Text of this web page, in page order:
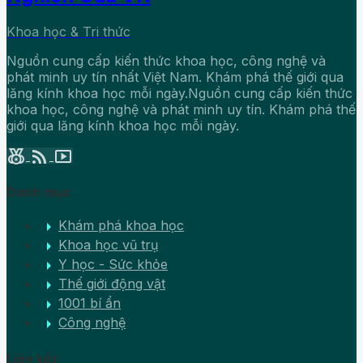
Khoa học & Tri thức
Nguồn cung cấp kiến thức khoa học, công nghệ và
phát minh uy tín nhất Việt Nam. Khám phá thế giới qua
lăng kính khoa học mỗi ngày.Nguồn cung cấp kiến thức
khoa học, công nghệ và phát minh uy tín. Khám phá thế
giới qua lăng kính khoa học mỗi ngày.
social_leaderboard rss_feed smart_display
Danh mục
arrow_right Khám phá khoa học
arrow_right Khoa học vũ trụ
arrow_right Y học - Sức khỏe
arrow_right Thế giới động vật
arrow_right 1001 bí ẩn
arrow_right Công nghệ
Liên kết